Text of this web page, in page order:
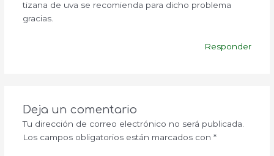
tizana de uva se recomienda para dicho problema
gracias.
Responder
Deja un comentario
Tu dirección de correo electrónico no será publicada.
Los campos obligatorios están marcados con *